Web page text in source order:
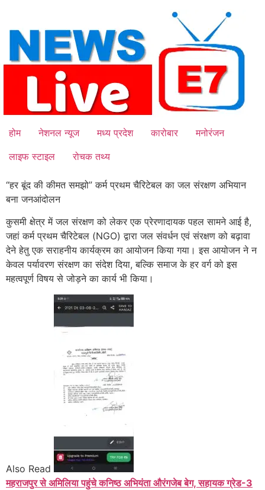
content
होम नेशनल न्यूज मध्य प्रदेश कारोबार
मनोरंजन
लाइफ स्टाइल
रोचक तथ्य
“हर बूंद की कीमत समझो” कर्म प्रथम चैरिटेबल का जल संरक्षण अभियान
बना जनआंदोलन
कुसमी क्षेत्र में जल संरक्षण को लेकर एक प्रेरणादायक पहल सामने आई है,
जहां कर्म प्रथम चैरिटेबल (NGO) द्वारा जल संवर्धन एवं संरक्षण को बढ़ावा
देने हेतु एक सराहनीय कार्यक्रम का आयोजन किया गया। इस आयोजन ने न
केवल पर्यावरण संरक्षण का संदेश दिया, बल्कि समाज के हर वर्ग को इस
महत्वपूर्ण विषय से जोड़ने का कार्य भी किया।
Also Read
महराजपुर से अमिलिया पहुंचे कनिष्ठ अभियंता औरंगजेब बेग, सहायक ग्रेड-3